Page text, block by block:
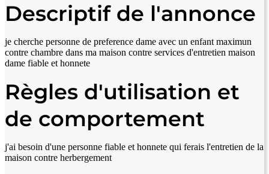
Descriptif de l'annonce
je cherche personne de preference dame avec un enfant maximun
contre chambre dans ma maison contre services d'entretien maison
dame fiable et honnete
Règles d'utilisation et
de comportement
j'ai besoin d'une personne fiable et honnete qui ferais l'entretien de la
maison contre herbergement